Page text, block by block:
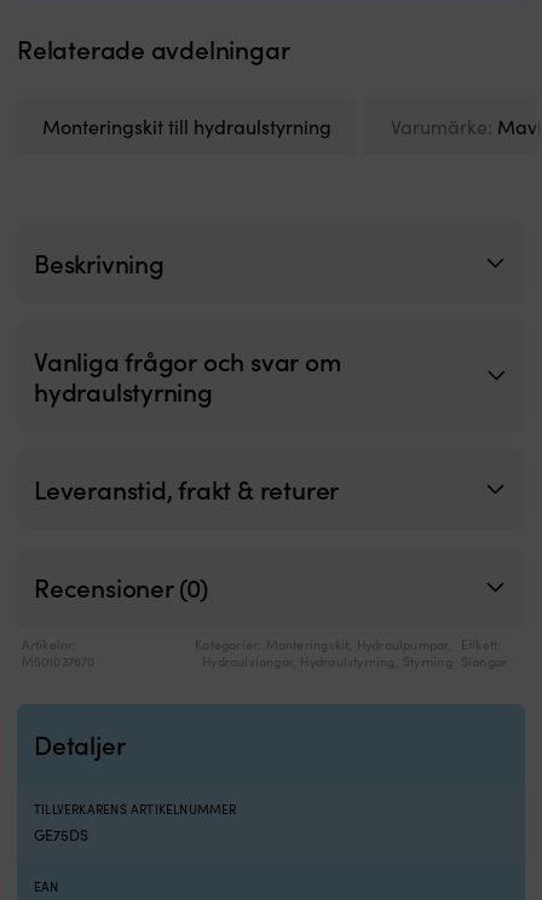
kopplingar
Relaterade avdelningar
Monteringskit till hydraulstyrning Varumärke:
Beskrivning
Vanliga frågor och svar om
hydraulstyrning
Leveranstid, frakt & returer
Recensioner (0)
Artikelnr:
M501037670
Kategorier: Monteringskit Hydraulpumpar
Hydraulslangar Hydraulstyrning Styrning
Etikett:
Slangar
Detaljer
TILLVERKARENS ARTIKELNUMMER
GE75DS
EAN